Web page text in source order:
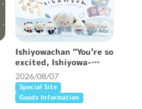
Ishiyowachan “You're so
excited, Ishiyowa-
chan” /Classic plush
toy miscellaneous
goods
2026/08/07
Special Site
Goods Information